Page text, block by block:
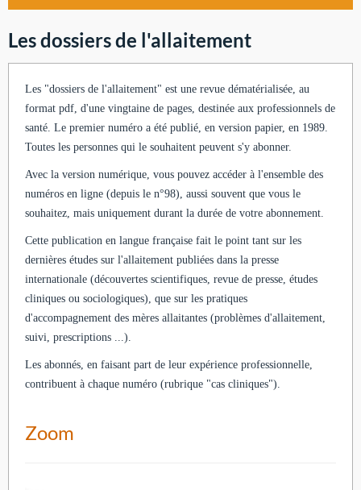
Les dossiers de l'allaitement
Les "dossiers de l'allaitement" est une revue dématérialisée, au
format pdf, d'une vingtaine de pages, destinée aux professionnels de
santé. Le premier numéro a été publié, en version papier, en 1989.
Toutes les personnes qui le souhaitent peuvent s'y abonner.
Avec la version numérique, vous pouvez accéder à l'ensemble des
numéros en ligne (depuis le n°98), aussi souvent que vous le
souhaitez, mais uniquement durant la durée de votre abonnement.
Cette publication en langue française fait le point tant sur les
dernières études sur l'allaitement publiées dans la presse
internationale (découvertes scientifiques, revue de presse, études
cliniques ou sociologiques), que sur les pratiques
d'accompagnement des mères allaitantes (problèmes d'allaitement,
suivi, prescriptions ...).
Les abonnés, en faisant part de leur expérience professionnelle,
contribuent à chaque numéro (rubrique "cas cliniques").
Zoom